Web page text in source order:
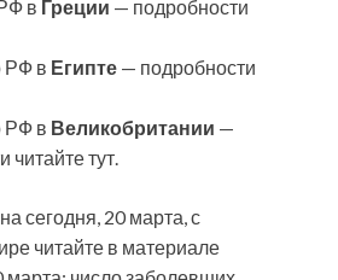
в Греции — подробности
РФ в Египте — подробности
РФ в Великобритании —
читайте тут.
сегодня, 20 марта, с
читайте в материале